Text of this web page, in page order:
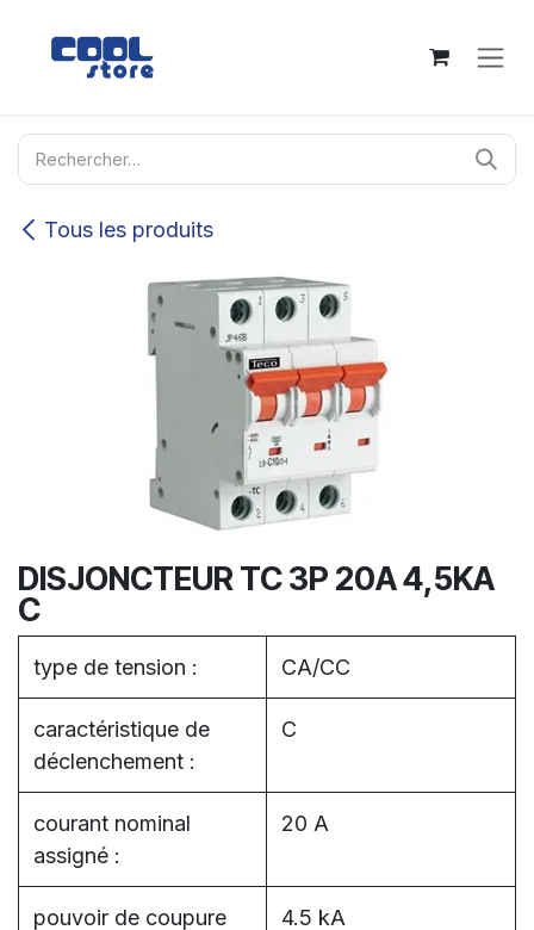
Tous les produits
DISJONCTEUR TC 3P 20A 4,5KA
C
type de tension : CA/CC
caractéristique de
déclenchement :
C
courant nominal
assigné :
20 A
pouvoir de coupure
4.5 kA